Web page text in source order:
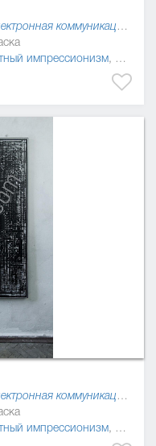
"Электронная коммуникация 3" (Электронная коммуникация), 2016
импрессионизм,
"Электронная коммуникация 1" (Электронная коммуникация), 2015
импрессионизм,